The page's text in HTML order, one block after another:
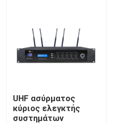
Ειδήσεις
Ενισχυτής συστημάτων PA
UHF ασύρματος
κύριος ελεγκτής
συστημάτων